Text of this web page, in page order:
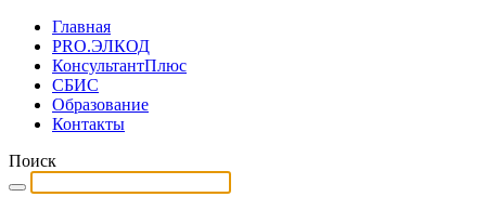
Главная
PRO.ЭЛКОД
КонсультантПлюс
СБИС
Образование
Контакты
Поиск